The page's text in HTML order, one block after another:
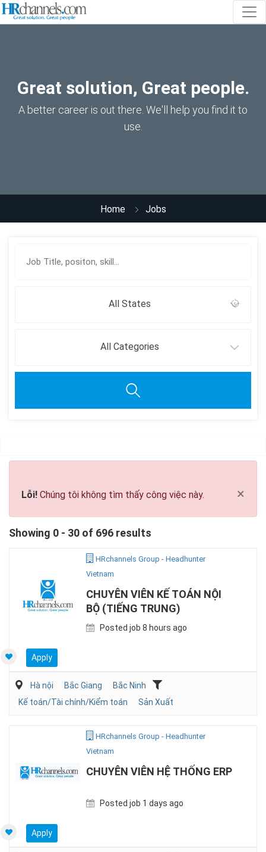
Great solution, Great people.
A better career is out there. We'll help you find it to
use.
Home Jobs
All States
All Categories
×
Lỗi! Chúng tôi không tìm thấy công việc này.
Showing 0 - 30 of 696 results
HRchannels Group - Headhunter
Vietnam
CHUYÊN VIÊN KẾ TOÁN NỘI
BỘ (TIẾNG TRUNG)
Posted job 8 hours ago
Apply
Hà nội Bắc Giang
Bắc Ninh
Kế toán/Tài chính/Kiểm toán
Sản Xuất
HRchannels Group - Headhunter
Vietnam
CHUYÊN VIÊN HỆ THỐNG ERP
Posted job 1 days ago
Apply